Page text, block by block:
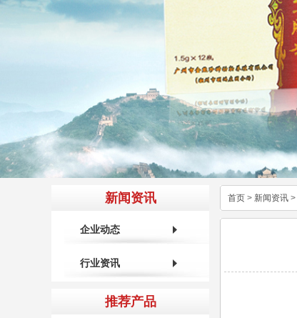
新闻资讯
企业动态
行业资讯
推荐产品
首页 > 新闻资讯 >